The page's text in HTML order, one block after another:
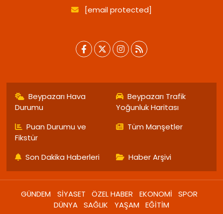
[email protected]
Beypazarı Hava
Durumu
Beypazarı Trafik
Yoğunluk Haritası
Puan Durumu ve
Fikstür
Tüm Manşetler
Son Dakika Haberleri Haber Arşivi
GÜNDEM SİYASET ÖZEL HABER EKONOMİ
SPOR
DÜNYA SAĞLIK YAŞAM EĞİTİM